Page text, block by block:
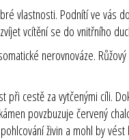
vlastnosti. Podnítí ve vás
vcítění se do vnitřního
nerovnováze.
při cestě za vytčenými cíli.
povzbuzuje červený
živin a mohl by